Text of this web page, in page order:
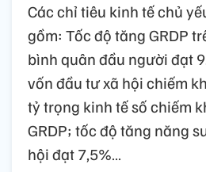
Các chỉ tiêu kinh tế chủ
gồm: Tốc độ tăng GRDP
bình quân đầu người đạt
vốn đầu tư xã hội chiếm
tỷ trọng kinh tế số chiếm
GRDP; tốc độ tăng năng
hội đạt 7,5%…